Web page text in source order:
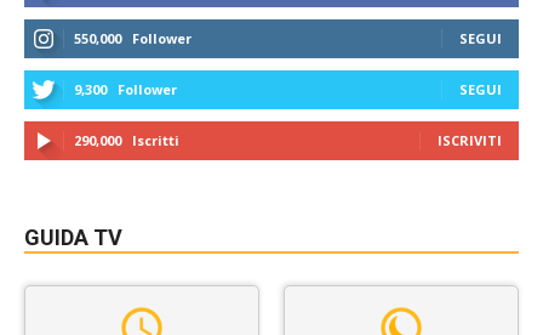
550,000 Follower SEGUI
9,300 Follower SEGUI
290,000 Iscritti ISCRIVITI
GUIDA TV